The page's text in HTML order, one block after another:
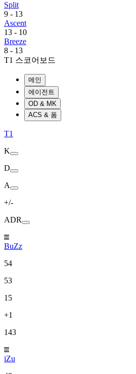
Split
9 - 13
Ascent
13 - 10
Breeze
8 - 13
T1 스코어보드
메인
에이전트
OD & MK
ACS & 폼
T1
K
D
A
+/-
ADR
BuZz
54
53
15
+1
143
iZu